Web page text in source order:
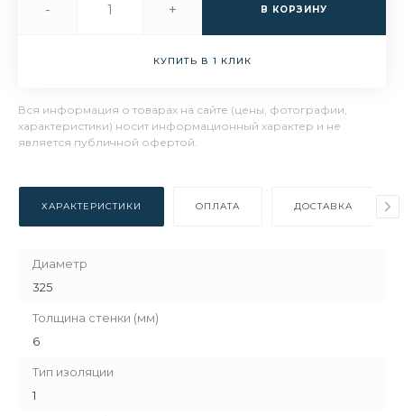
- + В КОРЗИНУ
КУПИТЬ В 1 КЛИК
Вся информация о товарах на сайте (цены, фотографии,
характеристики) носит информационный характер и не
является публичной офертой.
ХАРАКТЕРИСТИКИ ОПЛАТА ДОСТАВКА
Диаметр
325
Толщина стенки (мм)
6
Тип изоляции
1